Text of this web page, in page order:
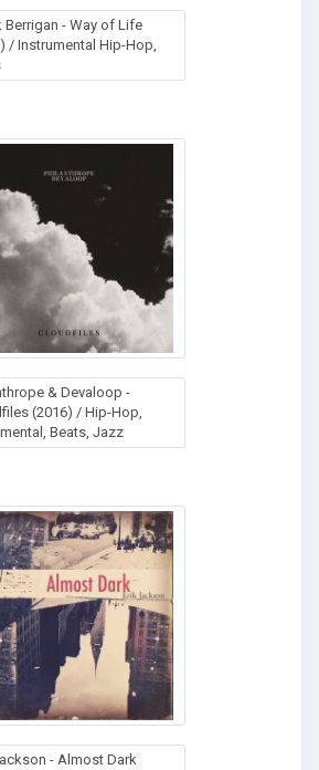
Berrigan - Way of Life
/ Instrumental Hip-Hop,
& Devaloop -
(2016) / Hip-Hop,
Beats, Jazz
- Almost Dark